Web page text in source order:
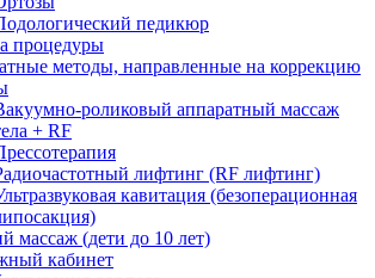
педикюр
процедуры
методы, направленные на коррекцию
роликовый аппаратный массаж
+ RF
лифтинг (RF лифтинг)
кавитация (безоперационная
массаж (дети до 10 лет)
кабинет